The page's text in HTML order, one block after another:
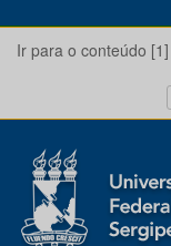
Ir para o conteúdo [1]